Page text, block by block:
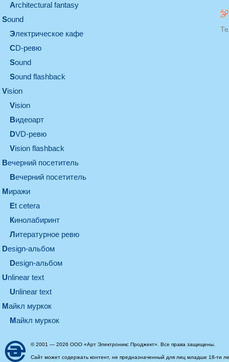
architectural fantasy
sound
электрическое кафе
CD-ревю
sound
Sound flashback
vision
vision
видеоарт
DVD-ревю
Vision flashback
вечерний посетитель
вечерний посетитель
миражи
et cetera
кинолабиринт
литературное ревю
design-альбом
design-альбом
unlinear text
Unlinear text
майкл муркок
майкл муркок
© 2001 — 2026 ООО «Арт Электроникс Проджект». Все права защищены.
Сайт может содержать контент, не предназначенный для лиц младше 18-ти